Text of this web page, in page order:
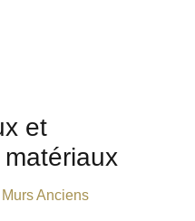
et
Anciens